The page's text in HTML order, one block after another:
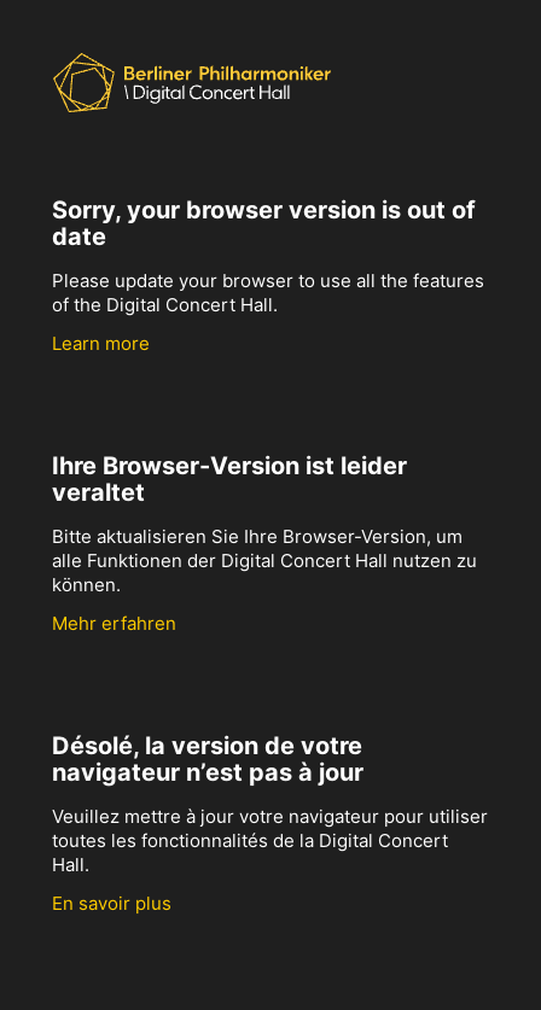
Sorry, your browser version is out of
date
Please update your browser to use all the features
of the Digital Concert Hall.
Learn more
Ihre Browser-Version ist leider
veraltet
Bitte aktualisieren Sie Ihre Browser-Version, um
alle Funktionen der Digital Concert Hall nutzen zu
können.
Mehr erfahren
Désolé, la version de votre
navigateur n’est pas à jour
Veuillez mettre à jour votre navigateur pour utiliser
toutes les fonctionnalités de la Digital Concert
Hall.
En savoir plus